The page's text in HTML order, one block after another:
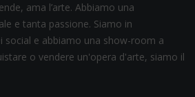
ama l’arte. Abbiamo una
e tanta passione. Siamo in
social e abbiamo una show-room a
o vendere un'opera d'arte, siamo il